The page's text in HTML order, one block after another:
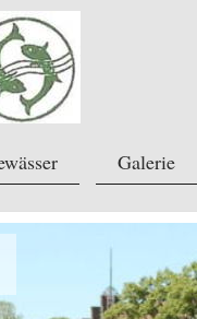
Galerie